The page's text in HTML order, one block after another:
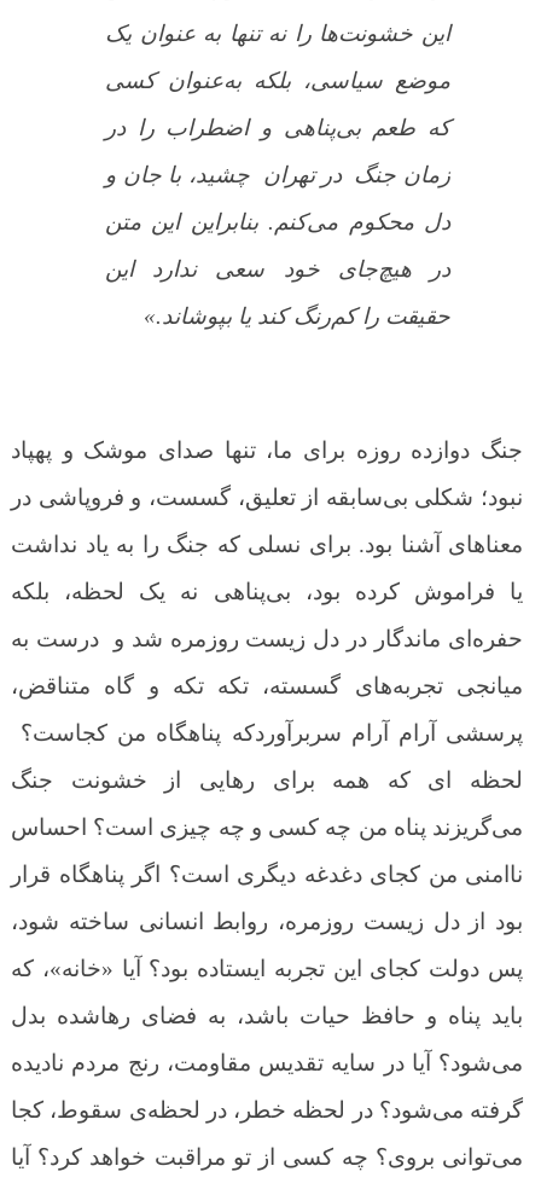
این خشونت‌ها را نه تنها به عنوان یک
موضع سیاسی، بلکه به‌عنوان کسی
که طعم بی‌پناهی و اضطراب را در
زمان جنگ در تهران چشید، با جان و
دل محکوم می‌کنم. بنابراین این متن
در هیچ‌جای خود سعی ندارد این
حقیقت را کم‌رنگ کند یا بپوشاند.»
جنگ دوازده روزه برای ما، تنها صدای موشک و پهپاد
نبود؛ شکلی بی‌سابقه از تعلیق، گسست، و فروپاشی در
معناهای آشنا بود. برای نسلی که جنگ را به یاد نداشت
یا فراموش کرده بود، بی‌پناهی نه یک لحظه، بلکه
حفره‌ای ماندگار در دل زیست روزمره شد و درست به
میانجی تجربه‌های گسسته، تکه تکه و گاه متناقض،
پرسشی آرام آرام سربرآوردکه پناهگاه من کجاست؟
لحظه ای که همه برای رهایی از خشونت جنگ
می‌گریزند پناه من چه کسی و چه چیزی است؟ احساس
ناامنی من کجای دغدغه دیگری است؟ اگر پناهگاه قرار
بود از دل زیست روزمره، روابط انسانی ساخته شود،
پس دولت کجای این تجربه ایستاده بود؟ آیا «خانه»، که
باید پناه و حافظ حیات باشد، به فضای رهاشده بدل
می‌شود؟ آیا در سایه تقدیس مقاومت، رنج مردم نادیده
گرفته می‌شود؟ در لحظه خطر، در لحظه‌ی سقوط، کجا
می‌توانی بروی؟ چه کسی از تو مراقبت خواهد کرد؟ آیا